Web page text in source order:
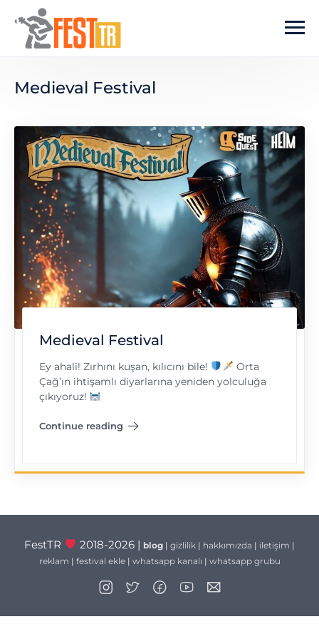
Ana içeriğe atla
Medieval Festival
Medieval Festival
Ey ahali! Zırhını kuşan, kılıcını bile!
Orta
Çağ’ın ihtişamlı diyarlarına yeniden yolculuğa
çıkıyoruz!
Continue reading
"Medieval Festival"
FestTR 2018-2026 | blog| gizlilik| hakkımızda | iletişim |
reklam | festival ekle| whatsapp kanalı | whatsapp grubu